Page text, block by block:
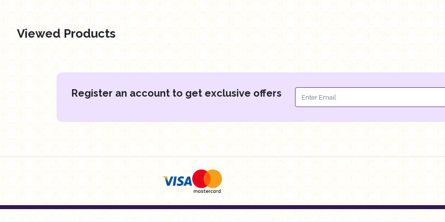
Viewed Products
Register an account to get exclusive offers